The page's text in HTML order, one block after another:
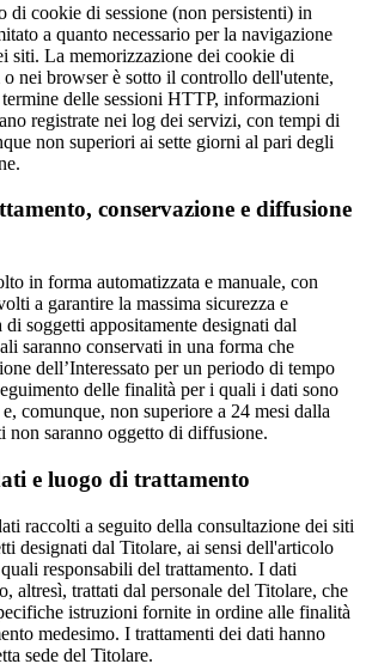
di cookie di sessione (non persistenti) in
a quanto necessario per la navigazione
siti. La memorizzazione dei cookie di
o nei browser è sotto il controllo dell'utente,
delle sessioni HTTP, informazioni
registrate nei log dei servizi, con tempi di
non superiori ai sette giorni al pari degli
conservazione e diffusione
in forma automatizzata e manuale, con
a garantire la massima sicurezza e
di soggetti appositamente designati dal
saranno conservati in una forma che
dell’Interessato per un periodo di tempo
delle finalità per i quali i dati sono
comunque, non superiore a 24 mesi dalla
non saranno oggetto di diffusione.
e luogo di trattamento
raccolti a seguito della consultazione dei siti
designati dal Titolare, ai sensi dell'articolo
responsabili del trattamento. I dati
altresì, trattati dal personale del Titolare, che
istruzioni fornite in ordine alle finalità
medesimo. I trattamenti dei dati hanno
sede del Titolare.